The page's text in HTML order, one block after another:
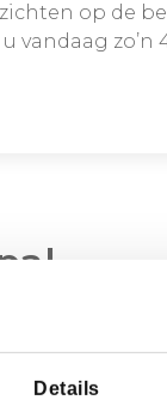
Details
op de
u vandaag